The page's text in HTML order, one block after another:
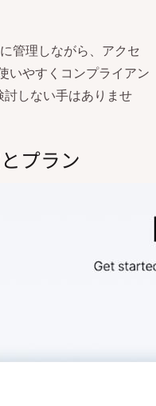
管理しながら、アクセ
いやすくコンプライアン
しない手はありませ
プラン